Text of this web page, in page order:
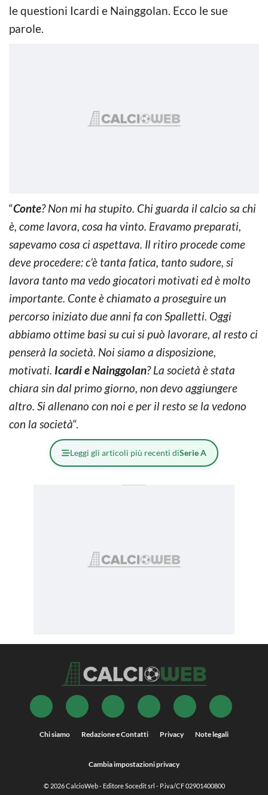
le questioni Icardi e Nainggolan. Ecco le sue
parole.
“Conte? Non mi ha stupito. Chi guarda il calcio sa chi
è, come lavora, cosa ha vinto. Eravamo preparati,
sapevamo cosa ci aspettava. Il ritiro procede come
deve procedere: c’è tanta fatica, tanto sudore, si
lavora tanto ma vedo giocatori motivati ed è molto
importante. Conte è chiamato a proseguire un
percorso iniziato due anni fa con Spalletti. Oggi
abbiamo ottime basi su cui si può lavorare, al resto ci
penserà la società. Noi siamo a disposizione,
motivati. Icardi e Nainggolan? La società è stata
chiara sin dal primo giorno, non devo aggiungere
altro. Si allenano con noi e per il resto se la vedono
con la società“.
Leggi gli articoli più recenti diSerie A
Chi siamo Redazione e Contatti Privacy Note legali
Cambia impostazioni privacy
© 2026CalcioWeb- Editore Socedit srl - P.iva/CF 02901400800